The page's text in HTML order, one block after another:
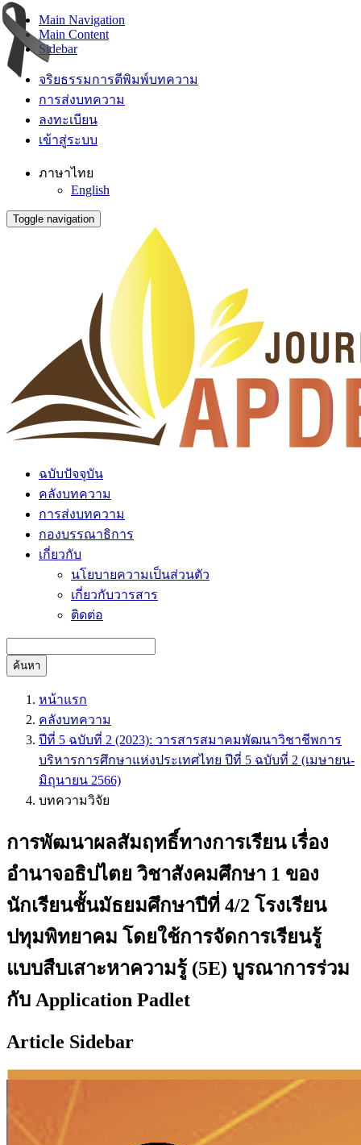
Main Navigation
Main Content
Sidebar
จริยธรรมการตีพิมพ์บทความ
การส่งบทความ
ลงทะเบียน
เข้าสู่ระบบ
ภาษาไทย
English
Toggle navigation
ฉบับปัจจุบัน
คลังบทความ
การส่งบทความ
กองบรรณาธิการ
เกี่ยวกับ
นโยบายความเป็นส่วนตัว
เกี่ยวกับวารสาร
ติดต่อ
ค้นหา
หน้าแรก
คลังบทความ
ปีที่ 5 ฉบับที่ 2 (2023): วารสารสมาคมพัฒนาวิชาชีพการ
บริหารการศึกษาแห่งประเทศไทย ปีที่ 5 ฉบับที่ 2 (เมษายน-
มิถุนายน 2566)
บทความวิจัย
การพัฒนาผลสัมฤทธิ์ทางการเรียน เรื่อง
อำนาจอธิปไตย วิชาสังคมศึกษา 1 ของ
นักเรียนชั้นมัธยมศึกษาปีที่ 4/2 โรงเรียน
ปทุมพิทยาคม โดยใช้การจัดการเรียนรู้
แบบสืบเสาะหาความรู้ (5E) บูรณาการร่วม
กับ Application Padlet
Article Sidebar